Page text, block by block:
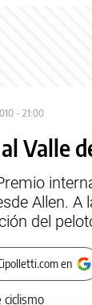
- 21:00
Valle
Allen. A
del
en